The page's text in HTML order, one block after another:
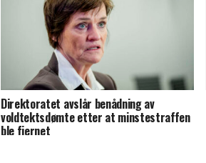
Direktoratet avslår benådning av
voldtektsdømte etter at minstestraffen
ble fjernet